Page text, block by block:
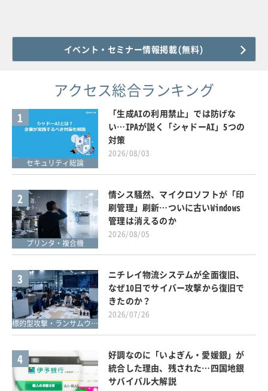
イベント・セミナー情報掲載(無料)
アクセス総合ランキング
1
セキュリティ総論
「生成AIの利用禁止」では防げな
い…IPAが説く「シャドーAI」5つの
対策
2026/08/03
2
プリンタ・複合機
情シス騒然、マイクロソフトが「印
刷管理」刷新…ついに古いWindows
管理は消えるのか
2026/08/05
3
標的型攻撃・ランサムウェア対策
ニチレイ物流システムが全面復旧、
なぜ10日でサイバー攻撃から復旧で
きたのか？
2026/07/26
4
好調なのに「いよぎん・愛媛銀」が
統合した理由、残された…四国地銀
サバイバル大解説